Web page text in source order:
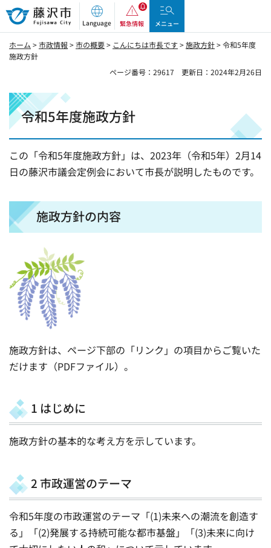
藤沢市
Language 緊急情報 メニュー
ホーム >市政情報 >市の概要> こんにちは市長です>施政方針> 令和5年度
施政方針
ページ番号：29617
更新日：2024年2月26日
令和5年度施政方針
この「令和5年度施政方針」は、2023年（令和5年）2月14
日の藤沢市議会定例会において市長が説明したものです。
施政方針の内容
施政方針は、ページ下部の「リンク」の項目からご覧いた
だけます（PDFファイル）。
1 はじめに
施政方針の基本的な考え方を示しています。
2 市政運営のテーマ
令和5年度の市政運営のテーマ「(1)未来への潮流を創造す
る」「(2)発展する持続可能な都市基盤」「(3)未来に向け